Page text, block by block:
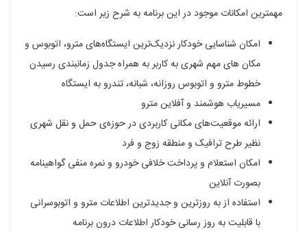
فیسبوکگوگل
پلاس
تلگرام توییتر لینکدین
مهمترین امکانات موجود در این برنامه به شرح زیر است:
امکان شناسایی خودکار نزدیک‌ترین ایستگاه‌های مترو، اتوبوس و
مکان های مهم شهری به کاربر به همراه جدول زمانبندی رسیدن
خطوط مترو و اتوبوس روزانه، شبانه، تندرو به ایستگاه
مسیریاب هوشمند و آفلاین مترو
ارائه موقعیت‌های مکانی کاربردی در حوزه‌ی‌ حمل و نقل شهری
نظیر طرح ترافیک و منطقه زوج و فرد
امکان استعلام و پرداخت خلافی خودرو و نمره منفی گواهینامه
بصورت آنلاین
استفاده از به روزترین و جدیدترین اطلاعات مترو و اتوبوسرانی
با قابلیت به روز رسانی خودکار اطلاعات درون برنامه